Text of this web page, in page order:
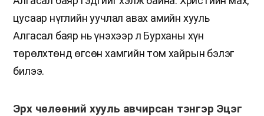
цусаар нүглийн уучлал авах амийн хууль
Алгасал баяр нь үнэхээр л Бурханы хүн
төрөлхтөнд өгсөн хамгийн том хайрын бэлэг
билээ.
Эрх чөлөөний хууль авчирсан тэнгэр Эцэг